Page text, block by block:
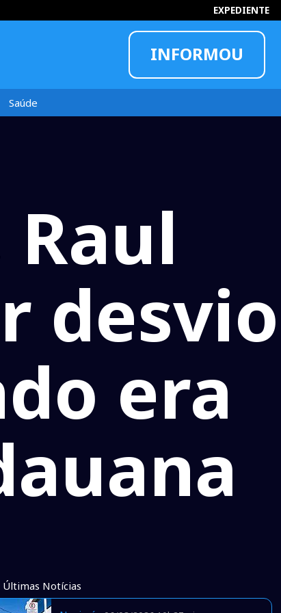
EXPEDIENTE
INFORMOU
Saúde
desvio
era
Últimas Notícias